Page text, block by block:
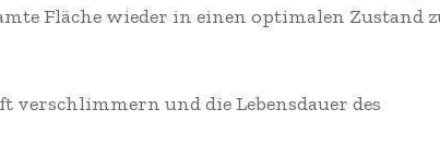
Fläche wieder in einen optimalen Zustand
verschlimmern und die Lebensdauer des